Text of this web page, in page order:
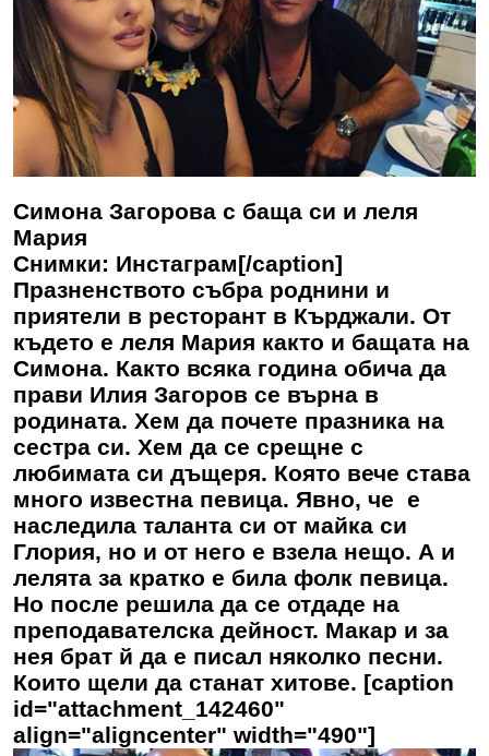
Симона Загорова с баща си и леля
Мария
Снимки: Инстаграм[/caption]
Празненството събра роднини и
приятели в ресторант в Кърджали. От
където е леля Мария както и бащата на
Симона. Както всяка година обича да
прави Илия Загоров се върна в
родината. Хем да почете празника на
сестра си. Хем да се срещне с
любимата си дъщеря. Която вече става
много известна певица. Явно, че е
наследила таланта си от майка си
Глория, но и от него е взела нещо. А и
лелята за кратко е била фолк певица.
Но после решила да се отдаде на
преподавателска дейност. Макар и за
нея брат й да е писал няколко песни.
Които щели да станат хитове. [caption
id="attachment_142460"
align="aligncenter" width="490"]